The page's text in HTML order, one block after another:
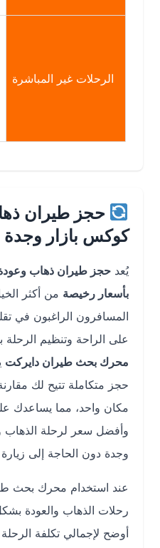
الرحلات غير المباشرة
حجز طيران ذهاب
كوكس بازار وجدة
حجز طيران ذهاب وعودة بين
بأسعار رخيصة من أكثر الخيارات
المسافرون الراغبون في تقليل
على الراحة وتنظيم الرحلة
محرك بحث طيران دايركتيمكنك
حجز متكاملة تتيح لك مقارنة
مكان واحد، مما يساعدك على
وأفضل سعر لرحلة الذهاب
وجدة دون الحاجة إلى زيارة
عند استخدام محرك بحث طيران
رحلات الذهاب والعودة بشكل
أوضح لإجمالي تكلفة الرحلة